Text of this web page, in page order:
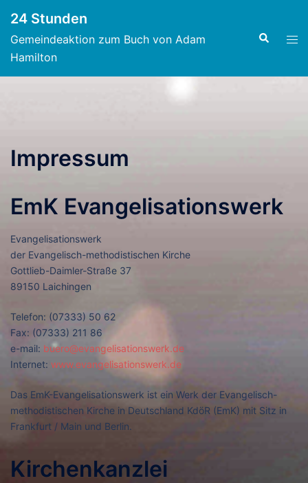
Inhalt
springen
24 Stunden
Gemeindeaktion zum Buch von Adam
Hamilton
Suche
Impressum
EmK Evangelisationswerk
Evangelisationswerk
der Evangelisch-methodistischen Kirche
Gottlieb-Daimler-Straße 37
89150 Laichingen
Telefon: (07333) 50 62
Fax: (07333) 211 86
e-mail: buero@evangelisationswerk.de
Internet: www.evangelisationswerk.de
Das EmK-Evangelisationswerk ist ein Werk der Evangelisch-
methodistischen Kirche in Deutschland KdöR (EmK) mit Sitz in
Frankfurt / Main und Berlin.
Kirchenkanzlei